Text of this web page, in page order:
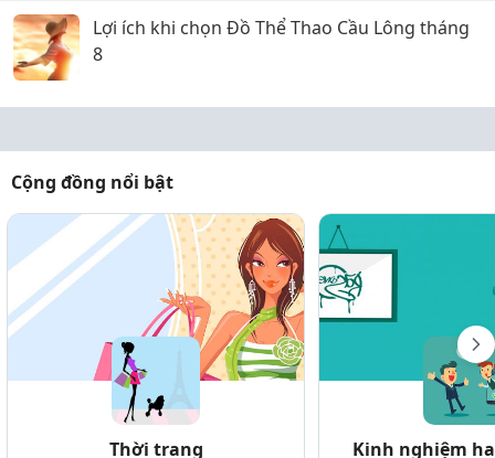
Lợi ích khi chọn Đồ Thể Thao Cầu Lông tháng
8
Cộng đồng nổi bật
Thời trang Kinh nghiệm